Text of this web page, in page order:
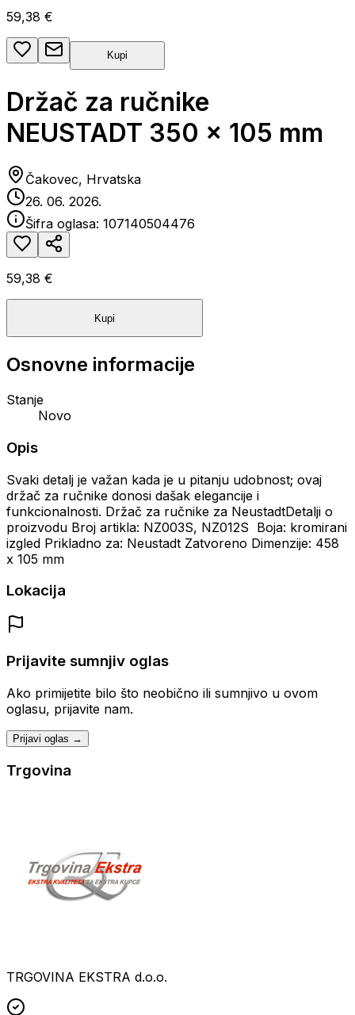
59,38 €
Kupi
Držač za ručnike
NEUSTADT 350 x 105 mm
Čakovec, Hrvatska
26. 06. 2026.
Šifra oglasa: 107140504476
59,38 €
Kupi
Osnovne informacije
Stanje
Novo
Opis
Svaki detalj je važan kada je u pitanju udobnost; ovaj
držač za ručnike donosi dašak elegancije i
funkcionalnosti. Držač za ručnike za NeustadtDetalji o
proizvodu Broj artikla: NZ003S, NZ012S Boja: kromirani
izgled Prikladno za: Neustadt Zatvoreno Dimenzije: 458
x 105 mm
Lokacija
Prijavite sumnjiv oglas
Ako primijetite bilo što neobično ili sumnjivo u ovom
oglasu, prijavite nam.
Prijavi oglas →
Trgovina
TRGOVINA EKSTRA d.o.o.